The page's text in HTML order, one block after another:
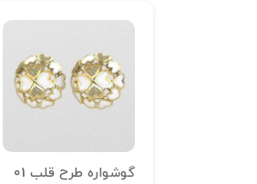
گوشواره طرح قلب 01